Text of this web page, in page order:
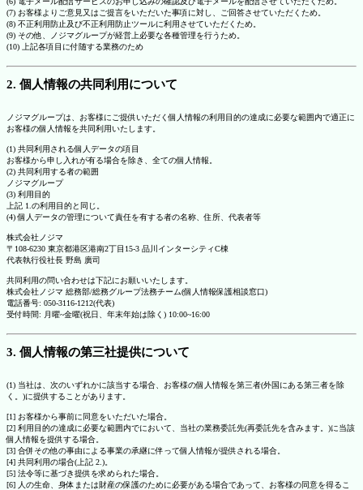
(7) お客様よりご意見又はご提言をいただいた事項に対し、ご回答させていただくため。
(8) 不正利用防止及び不正利用防止ツールに利用させていただくため。
(9) その他、ノジマグループが経営上必要な各種管理を行うため。
(10) 上記各項目に付随する業務のため
2. 個人情報の共同利用について
ノジマグループは、お客様にご提供いただく個人情報の利用目的の達成に必要な範囲内で適正に
お客様の個人情報を共同利用いたします。
(1) 共同利用される個人データの項目
お客様から申し入れが有る場合を除き、全ての個人情報。
(2) 共同利用する者の範囲
ノジマグループ
(3) 利用目的
上記 1.の利用目的と同じ。
(4) 個人データの管理について責任を有する者の名称、住所、代表者等
株式会社ノジマ
〒108-6230 東京都港区港南2丁目15-3 品川インターシティC棟
代表執行役社長 野島 廣司
共同利用の問い合わせは下記にお願いいたします。
株式会社ノジマ 総務部/総務グループ法務チーム(個人情報保護相談窓口)
電話番号: 050-3116-1212(代表)
受付時間: 月曜~金曜(祝日、年末年始は除く) 10:00~16:00
3. 個人情報の第三社提供について
(1) 当社は、次のいずれかに該当する場合、お客様の個人情報を第三者(外国にある第三者を除
く。)に提供することがあります。
[1] お客様から事前に同意をいただいた場合。
[2] 利用目的の達成に必要な範囲内でにおいて、当社の業務委託先(再委託先を含みます。)に当該
個人情報を提供する場合。
[3] 合併その他の事由による事業の承継に伴って個人情報が提供される場合。
[4] 共同利用の場合(上記 2.)。
[5] 法令等に基づき提供を求められた場合。
[6] 人の生命、身体または財産の保護のために必要がある場合であって、お客様の同意を得るこ